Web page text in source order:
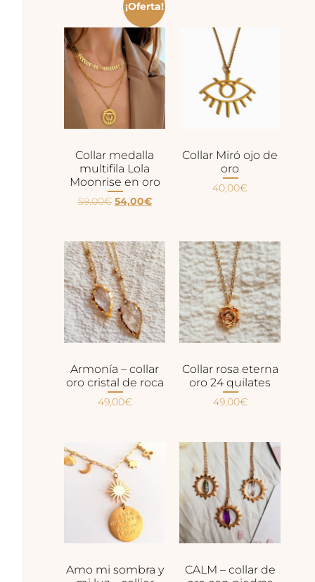
¡Oferta!
Collar medalla
multifila Lola
Moonrise en oro
59,00€ 54,00€
Collar Miró ojo de
oro
40,00€
Armonía – collar
oro cristal de roca
49,00€
Collar rosa eterna
oro 24 quilates
49,00€
Amo mi sombra y
CALM – collar de